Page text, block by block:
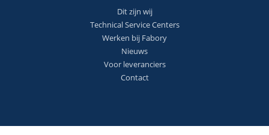
Dit zijn wij
Technical Service Centers
Werken bij Fabory
Nieuws
Voor leveranciers
Contact